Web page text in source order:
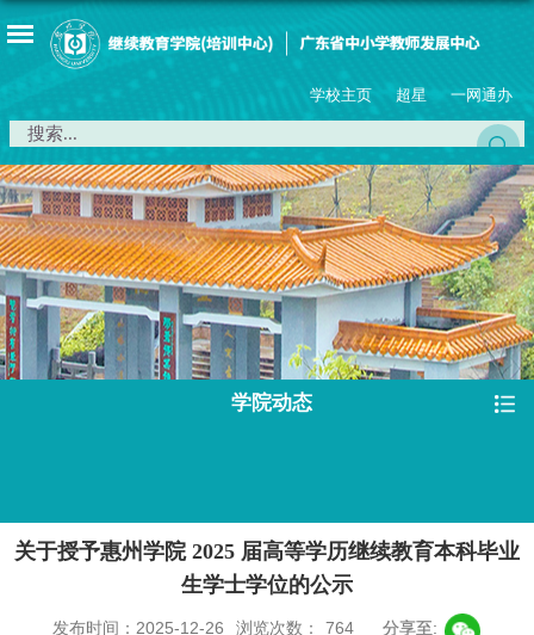
学校主页 超星 一网通办
学院动态
关于授予惠州学院 2025 届高等学历继续教育本科毕业
生学士学位的公示
发布时间：2025-12-26 浏览次数： 764 分享至: